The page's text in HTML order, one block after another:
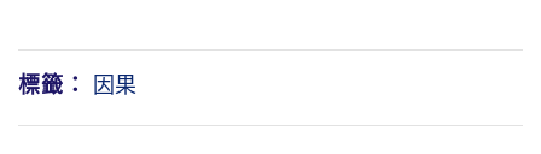
標籤： 因果